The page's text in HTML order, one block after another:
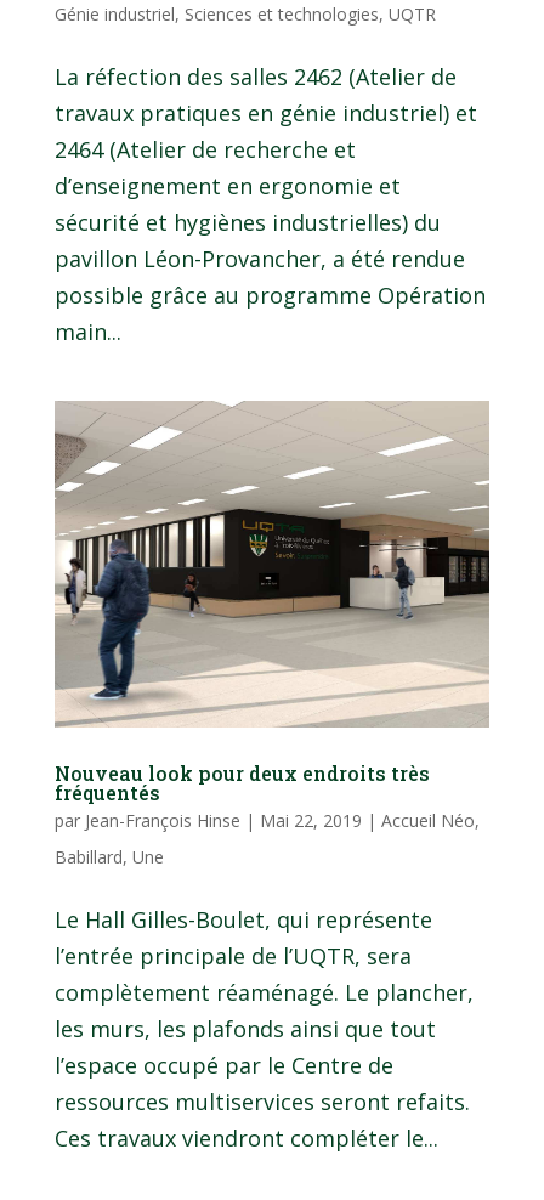
Génie industriel, Sciences et technologies, UQTR
La réfection des salles 2462 (Atelier de
travaux pratiques en génie industriel) et
2464 (Atelier de recherche et
d’enseignement en ergonomie et
sécurité et hygiènes industrielles) du
pavillon Léon-Provancher, a été rendue
possible grâce au programme Opération
main...
Nouveau look pour deux endroits très
fréquentés
par Jean-François Hinse | Mai 22, 2019 | Accueil Néo,
Babillard, Une
Le Hall Gilles-Boulet, qui représente
l’entrée principale de l’UQTR, sera
complètement réaménagé. Le plancher,
les murs, les plafonds ainsi que tout
l’espace occupé par le Centre de
ressources multiservices seront refaits.
Ces travaux viendront compléter le...